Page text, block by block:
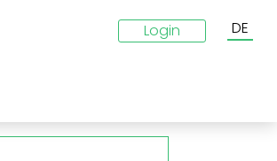
Login DE